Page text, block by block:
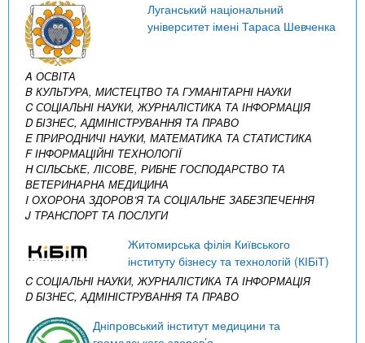
Луганський національний
університет імені Тараса Шевченка
A ОСВІТА
B КУЛЬТУРА, МИСТЕЦТВО ТА ГУМАНІТАРНІ НАУКИ
C СОЦІАЛЬНІ НАУКИ, ЖУРНАЛІСТИКА ТА ІНФОРМАЦІЯ
D БІЗНЕС, АДМІНІСТРУВАННЯ ТА ПРАВО
E ПРИРОДНИЧІ НАУКИ, МАТЕМАТИКА ТА СТАТИСТИКА
F ІНФОРМАЦІЙНІ ТЕХНОЛОГІЇ
H СІЛЬСЬКЕ, ЛІСОВЕ, РИБНЕ ГОСПОДАРСТВО ТА
ВЕТЕРИНАРНА МЕДИЦИНА
I ОХОРОНА ЗДОРОВ’Я ТА СОЦІАЛЬНЕ ЗАБЕЗПЕЧЕННЯ
J ТРАНСПОРТ ТА ПОСЛУГИ
Житомирська філія Київського
інституту бізнесу та технологій (КІБіТ)
C СОЦІАЛЬНІ НАУКИ, ЖУРНАЛІСТИКА ТА ІНФОРМАЦІЯ
D БІЗНЕС, АДМІНІСТРУВАННЯ ТА ПРАВО
Дніпровський інститут медицини та